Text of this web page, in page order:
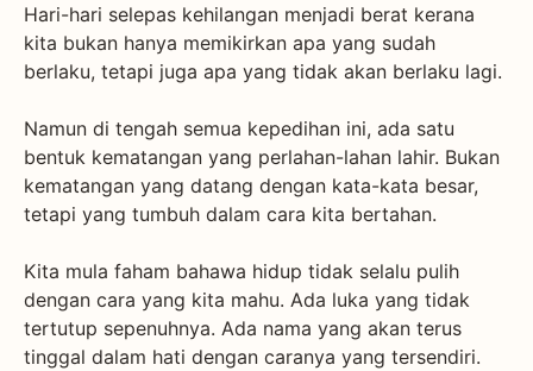
Hari-hari selepas kehilangan menjadi berat kerana
kita bukan hanya memikirkan apa yang sudah
berlaku, tetapi juga apa yang tidak akan berlaku lagi.
Namun di tengah semua kepedihan ini, ada satu
bentuk kematangan yang perlahan-lahan lahir. Bukan
kematangan yang datang dengan kata-kata besar,
tetapi yang tumbuh dalam cara kita bertahan.
Kita mula faham bahawa hidup tidak selalu pulih
dengan cara yang kita mahu. Ada luka yang tidak
tertutup sepenuhnya. Ada nama yang akan terus
tinggal dalam hati dengan caranya yang tersendiri.